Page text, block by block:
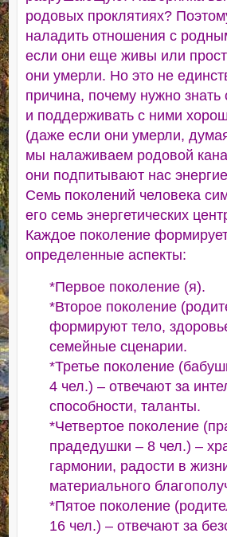
родовых проклятиях?
наладить отношения с
если они еще живы или
они умерли. Но это не
причина, почему нужно знать
и поддерживать с ними
(даже если они умерли,
мы налаживаем родовой
они подпитывают нас
Семь поколений человека
его семь энергетических
Каждое поколение
определенные аспекты:
*Первое поколение (я).
*Второе поколение
формируют тело,
семейные сценарии.
*Третье поколение
4 чел.) – отвечают за
способности, таланты.
*Четвертое поколение
прадедушки – 8 чел.) –
гармонии, радости в
материального
*Пятое поколение
16 чел.) – отвечают за